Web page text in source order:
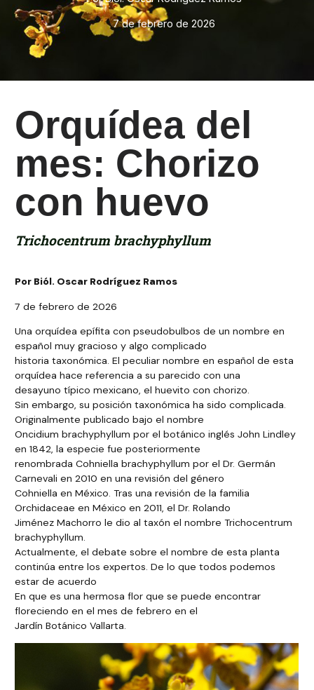
7 de febrero de 2026
Orquídea del
mes: Chorizo
con huevo
Trichocentrum brachyphyllum
Por Biól. Oscar Rodríguez Ramos
7 de febrero de 2026
Una orquídea epífita con pseudobulbos de un nombre en
español muy gracioso y algo complicado
historia taxonómica. El peculiar nombre en español de esta
orquídea hace referencia a su parecido con una
desayuno típico mexicano, el huevito con chorizo.
Sin embargo, su posición taxonómica ha sido complicada.
Originalmente publicado bajo el nombre
Oncidium brachyphyllum por el botánico inglés John Lindley
en 1842, la especie fue posteriormente
renombrada Cohniella brachyphyllum por el Dr. Germán
Carnevali en 2010 en una revisión del género
Cohniella en México. Tras una revisión de la familia
Orchidaceae en México en 2011, el Dr. Rolando
Jiménez Machorro le dio al taxón el nombre Trichocentrum
brachyphyllum.
Actualmente, el debate sobre el nombre de esta planta
continúa entre los expertos. De lo que todos podemos
estar de acuerdo
En que es una hermosa flor que se puede encontrar
floreciendo en el mes de febrero en el
Jardín Botánico Vallarta.